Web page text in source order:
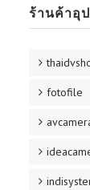
ร้านค้าอุ
fotofile